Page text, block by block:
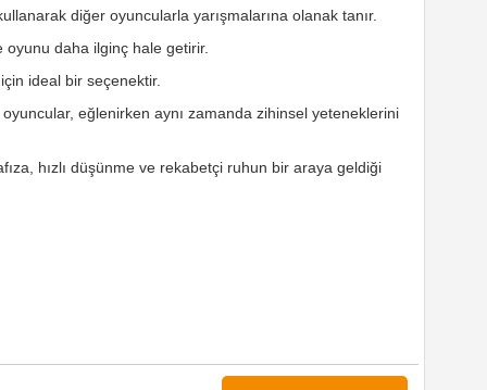
diğer oyuncularla yarışmalarına olanak tanır.
daha ilginç hale getirir.
ideal bir seçenektir.
eğlenirken aynı zamanda zihinsel yeteneklerini
hızlı düşünme ve rekabetçi ruhun bir araya geldiği